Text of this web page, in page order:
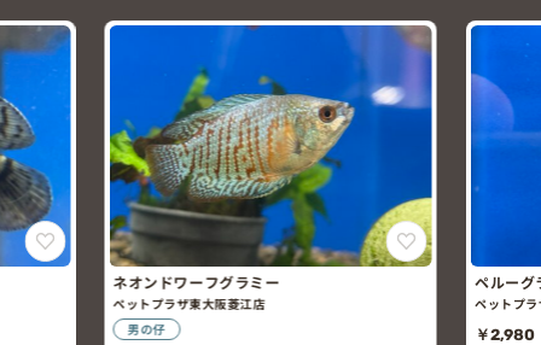
ネオンドワーフグラミー
ペットプラザ東大阪菱江店
男の仔
ペルーグ
ペットプ
￥2,980